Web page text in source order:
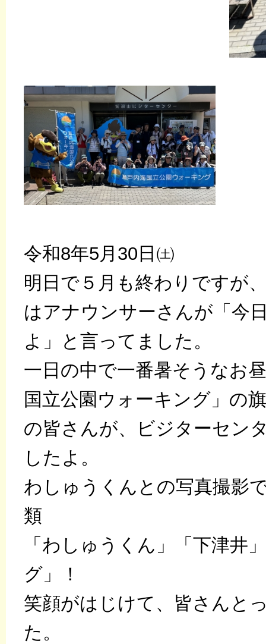
令和8年5月30日㈯
明日で５月も終わりですが
はアナウンサーさんが「今
よ」と言ってました。
一日の中で一番暑そうなお
国立公園ウォーキング」の
の皆さんが、ビジターセン
したよ。
わしゅうくんとの写真撮影
類
「わしゅうくん」「下津井
グ」！
笑顔がはじけて、皆さんと
た。